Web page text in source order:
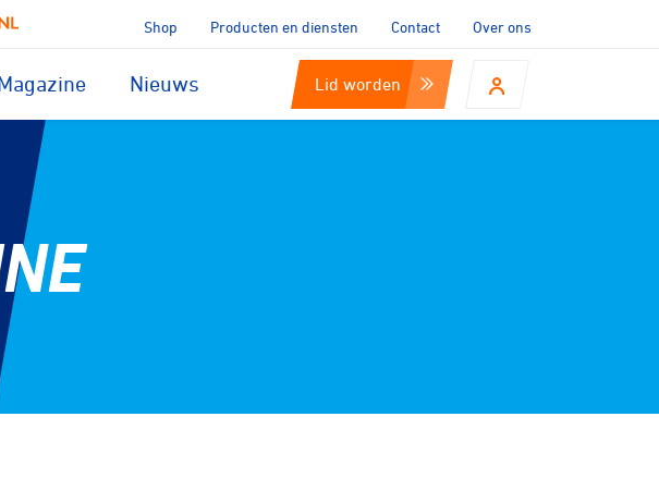
Shop Producten en diensten Contact Over ons
Nieuws Lid worden